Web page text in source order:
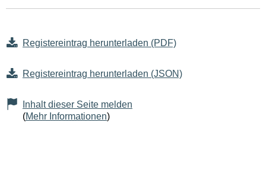
Registereintrag herunterladen (PDF)
Registereintrag herunterladen (JSON)
Inhalt dieser Seite melden
(Mehr Informationen)